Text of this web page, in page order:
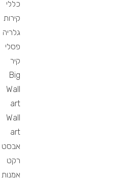
כללי
קירות
גלריה
פסלי
קיר
Big
Wall
art
Wall
art
אבסט
רקט
אמנות